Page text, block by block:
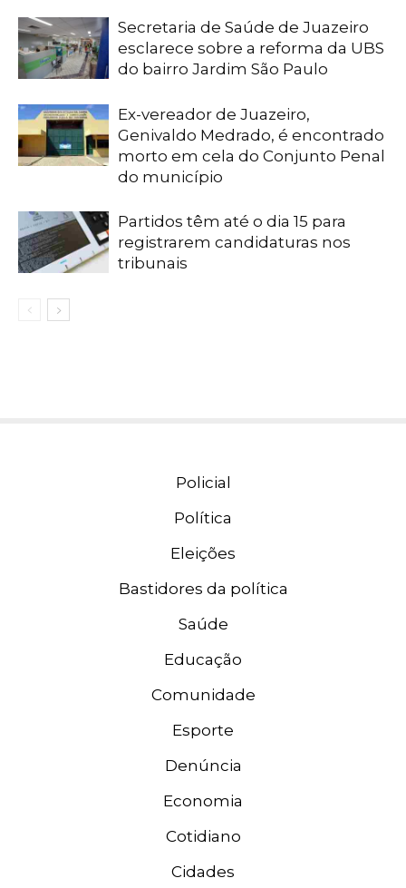
Secretaria de Saúde de Juazeiro
esclarece sobre a reforma da UBS
do bairro Jardim São Paulo
Ex-vereador de Juazeiro,
Genivaldo Medrado, é encontrado
morto em cela do Conjunto Penal
do município
Partidos têm até o dia 15 para
registrarem candidaturas nos
tribunais
Policial
Política
Eleições
Bastidores da política
Saúde
Educação
Comunidade
Esporte
Denúncia
Economia
Cotidiano
Cidades